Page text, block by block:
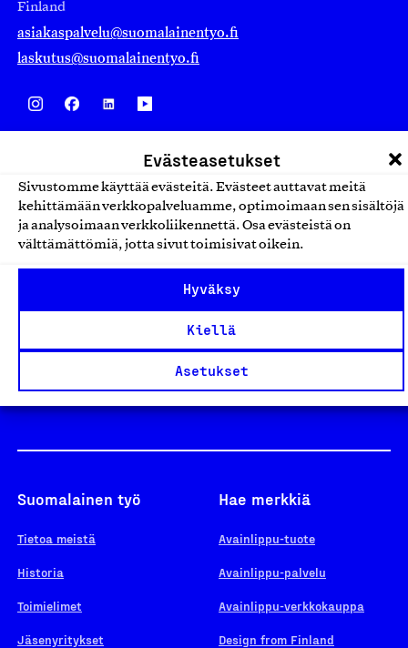
Evästeasetukset
Sivustomme käyttää evästeitä. Evästeet auttavat meitä
kehittämään verkkopalveluamme, optimoimaan sen sisältöjä
ja analysoimaan verkkoliikennettä. Osa evästeistä on
välttämättömiä, jotta sivut toimisivat oikein.
Hyväksy
Kiellä
Asetukset
Finland
asiakaspalvelu@suomalainentyo.fi
laskutus@suomalainentyo.fi
Design From Finland
Yhteiskunnallinen Yritys -merkki
Suomalainen työ
Tietoa meistä
Historia
Toimielimet
Jäsenyritykset
Hae merkkiä
Avainlippu-tuote
Avainlippu-palvelu
Avainlippu-verkkokauppa
Design from Finland